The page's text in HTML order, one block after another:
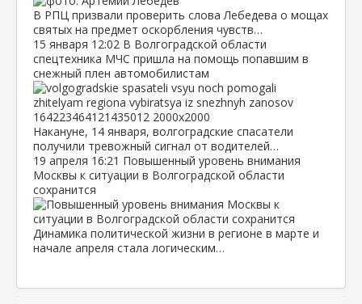
В РПЦ призвали проверить слова Лебедева о мощах
святых на предмет оскорбления чувств…
15 января 12:02 В Волгоградской области
спецтехника МЧС пришла на помощь попавшим в
снежный плен автомобилистам
Накануне, 14 января, волгоградские спасатели
получили тревожный сигнал от водителей…
19 апреля 16:21 Повышенный уровень внимания
Москвы к ситуации в Волгоградской области
сохранится
Динамика политической жизни в регионе в марте и
начале апреля стала логическим…